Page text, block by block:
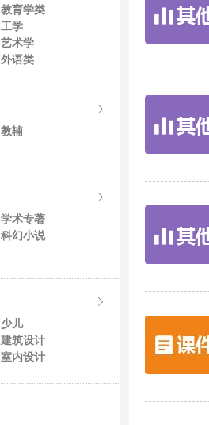
教育学类
工学
艺术学
外语类
教辅
学术专著
科幻小说
少儿
建筑设计
室内设计